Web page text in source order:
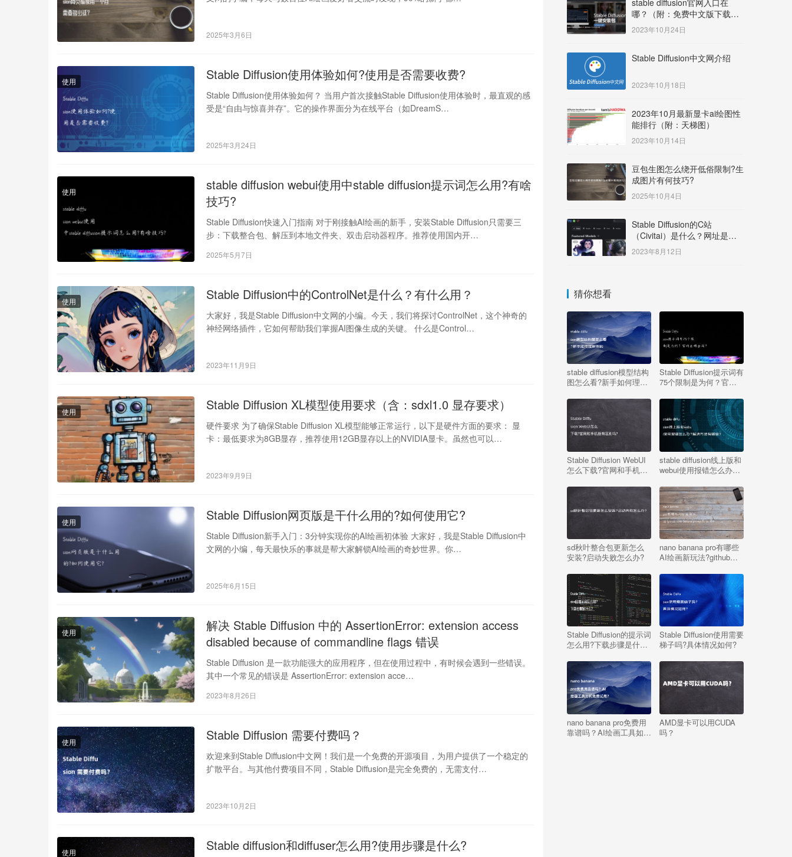
2025年3月6日
使用 Stable Diffusion使用体验如何?使用是否需要收费?
Stable Diffusion使用体验如何？ 当用户首次接触Stable Diffusion使用体验时，最直观的感
受是“自由与惊喜并存”。它的操作界面分为在线平台（如DreamS…
2025年3月24日
使用
stable diffusion webui使用中stable diffusion提示词怎么用?有啥
技巧?
Stable Diffusion快速入门指南 对于刚接触AI绘画的新手，安装Stable Diffusion只需要三
步：下载整合包、解压到本地文件夹、双击启动器程序。推荐使用国内开…
2025年5月7日
使用 Stable Diffusion中的ControlNet是什么？有什么用？
大家好，我是Stable Diffusion中文网的小编。今天，我们将探讨ControlNet，这个神奇的
神经网络插件，它如何帮助我们掌握AI图像生成的关键。 什么是Control…
2023年11月9日
使用 Stable Diffusion XL模型使用要求（含：sdxl1.0 显存要求）
硬件要求 为了确保Stable Diffusion XL模型能够正常运行，以下是硬件方面的要求： 显
卡：最低要求为8GB显存，推荐使用12GB显存以上的NVIDIA显卡。虽然也可以…
2023年9月9日
使用 Stable Diffusion网页版是干什么用的?如何使用它?
Stable Diffusion新手入门：3分钟实现你的AI绘画初体验 大家好，我是Stable Diffusion中
文网的小编，每天最快乐的事就是帮大家解锁AI绘画的奇妙世界。你…
2025年6月15日
使用
解决 Stable Diffusion 中的 AssertionError: extension access
disabled because of commandline flags 错误
Stable Diffusion 是一款功能强大的应用程序，但在使用过程中，有时候会遇到一些错误。
其中一个常见的错误是 AssertionError: extension acce…
2023年8月26日
使用 Stable Diffusion 需要付费吗？
欢迎来到Stable Diffusion中文网！我们是一个免费的开源项目，为用户提供了一个稳定的
扩散平台。与其他付费项目不同，Stable Diffusion是完全免费的，无需支付…
2023年10月2日
使用 Stable diffusion和diffuser怎么用?使用步骤是什么?
哪？（附：免费中文版下载安
装教程）
2023年10月24日
Stable Diffusion中文网介绍
2023年10月18日
2023年10月最新显卡ai绘图性
能排行（附：天梯图）
2023年10月14日
豆包生图怎么绕开低俗限制?生
成图片有何技巧?
2025年10月4日
Stable Diffusion的C站
（Civitai）是什么？网址是多
少？
2023年8月12日
猜你想看
stable diffusion模型结构
图怎么看?新手如何理解
Stable Diffusion提示词有
75个限制是为何？官网
Stable Diffusion WebUI
怎么下载?官网和手机版
stable diffusion线上版和
webui使用报错怎么办?
sd秋叶整合包更新怎么
安装?启动失败怎么办?
nano banana pro有哪些
AI绘画新玩法?github
么用?
Stable Diffusion的提示词
怎么用?下载步骤是什
Stable Diffusion使用需要
梯子吗?具体情况如何?
nano banana pro免费用
靠谱吗？AI绘画工具如何
AMD显卡可以用CUDA
吗？